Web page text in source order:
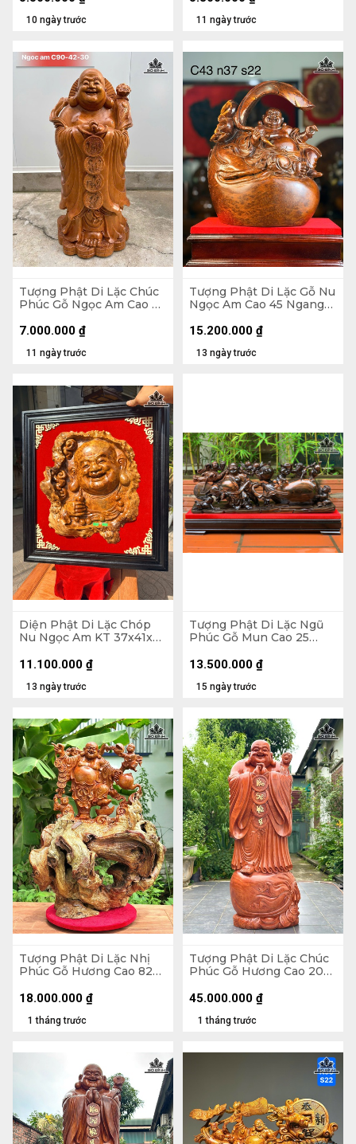
10 ngày trước 11 ngày trước
Tượng Phật Di Lặc Chúc
Phúc Gỗ Ngọc Am Cao 90
11 ngày trước
7.000.000 ₫
Tượng Phật Di Lặc Gỗ Nu
Ngọc Am Cao 45 Ngang
13 ngày trước
15.200.000 ₫
Diện Phật Di Lặc Chóp
Nu Ngọc Am KT 37x41x7
13 ngày trước
11.100.000 ₫
Tượng Phật Di Lặc Ngũ
Phúc Gỗ Mun Cao 25
15 ngày trước
13.500.000 ₫
Tượng Phật Di Lặc Nhị
Phúc Gỗ Hương Cao 82
1 tháng trước
18.000.000 ₫
Tượng Phật Di Lặc Chúc
Phúc Gỗ Hương Cao 200
1 tháng trước
45.000.000 ₫